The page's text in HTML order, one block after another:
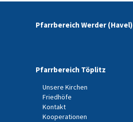
Pfarrbereich Werder (Havel)
Pfarrbereich Töplitz
Unsere Kirchen
Friedhöfe
Kontakt
Kooperationen